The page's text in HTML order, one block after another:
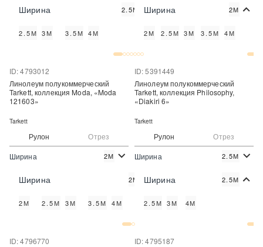
Цена:Ширина 2.5М
2.5М 3М 3.5М 4М
Цена:Ширина 2М
2М 2.5М 3М 3.5М 4М
Рулон Отрез
ID: 4793012
Цена:
Линолеум полукоммерческий
Tarkett, коллекция Moda, «Moda
121603»
Tarkett
Ширина 2М
Ширина 2М
2М 2.5М 3М 3.5М 4М
Рулон Отрез
ID: 5391449
Цена:
Линолеум полукоммерческий
Tarkett, коллекция Philosophy,
«Diakiri 6»
Tarkett
Ширина 2.5М
Ширина 2.5М
2.5М 3М 4М
ID: 4796770 ID: 4795187